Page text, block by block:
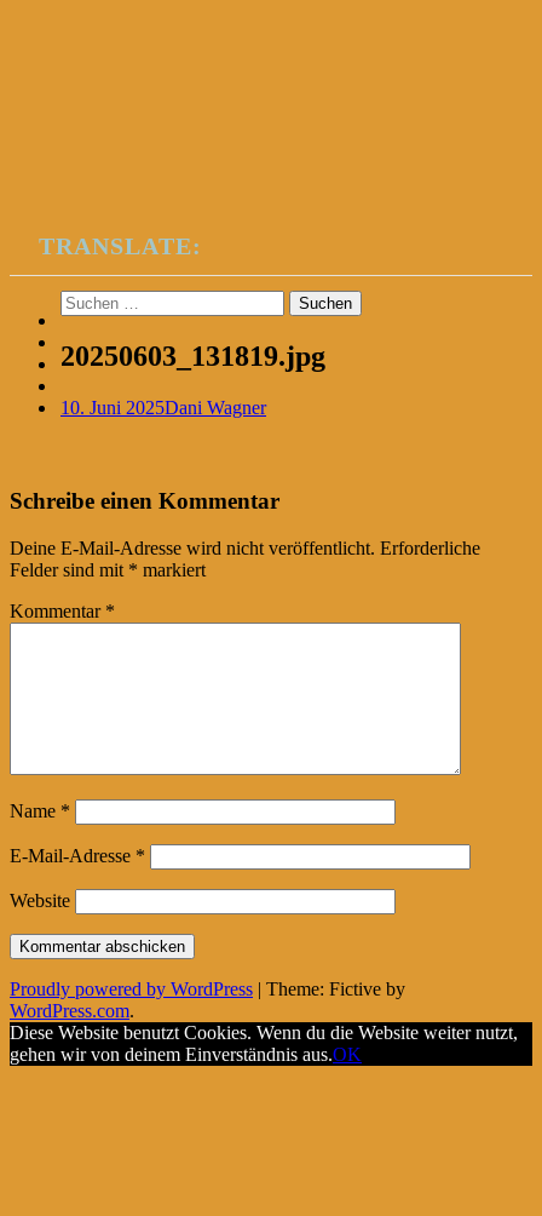
TRANSLATE:
Suchen
nach:
20250603_131819.jpg
10. Juni 2025Dani Wagner
Post
navigation
←
Schreibe einen Kommentar
Deine E-Mail-Adresse wird nicht veröffentlicht. Erforderliche
Felder sind mit * markiert
Kommentar *
Name *
E-Mail-Adresse *
Website
Proudly powered by WordPress | Theme: Fictive by
WordPress.com.
Diese Website benutzt Cookies. Wenn du die Website weiter nutzt,
gehen wir von deinem Einverständnis aus.OK